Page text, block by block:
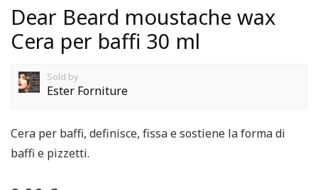
Dear Beard moustache wax
Cera per baffi 30 ml
Sold by
Ester Forniture
Cera per baffi, definisce, fissa e sostiene la forma di
baffi e pizzetti.